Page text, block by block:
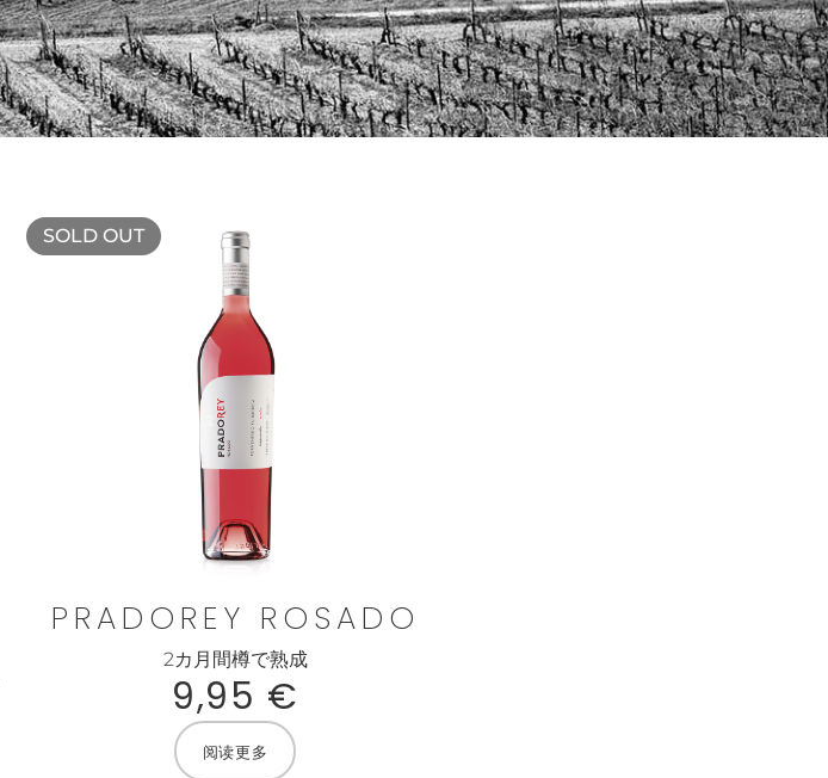
SOLD OUT
PRADOREY ROSADO
2カ月間樽で熟成
9,95 €
阅读更多